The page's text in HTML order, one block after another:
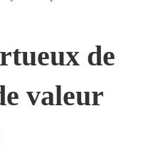
de
valeur